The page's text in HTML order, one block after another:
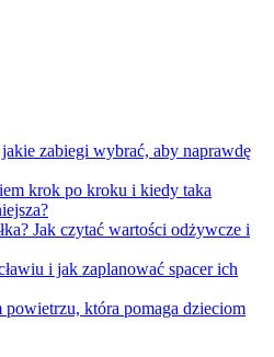
zabiegi wybrać, aby naprawdę
krok po kroku i kiedy taka
Jak czytać wartości odżywcze i
i jak zaplanować spacer ich
która pomaga dzieciom